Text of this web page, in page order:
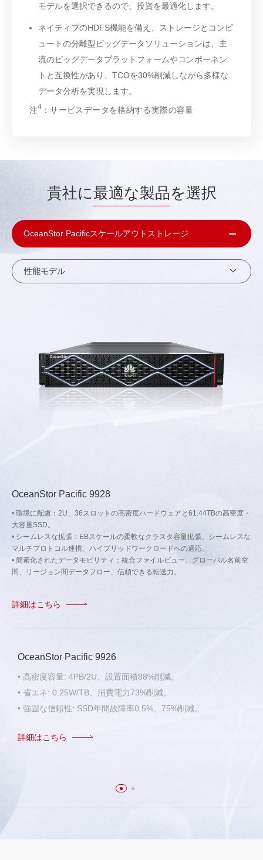
モデルを選択できるので、投資を最適化します。
ネイティブのHDFS機能を備え、ストレージとコンピ
ュートの分離型ビッグデータソリューションは、主
流のビッグデータプラットフォームやコンポーネン
トと互換性があり、TCOを30%削減しながら多様な
データ分析を実現します。
注4：サービスデータを格納する実際の容量
貴社に最適な製品を選択
OceanStor Pacificスケールアウトストレージ
性能モデル
OceanStor Pacific 9928
• 環境に配慮：2U、36スロットの高密度ハードウェアと61.44TBの高密度・
大容量SSD。
• シームレスな拡張：EBスケールの柔軟なクラスタ容量拡張、シームレスな
マルチプロトコル連携、ハイブリッドワークロードへの適応。
• 簡素化されたデータモビリティ：統合ファイルビュー、グローバル名前空
間、リージョン間データフロー、信頼できる転送力。
詳細はこちら
OceanStor Pacific 9926
• 高密度容量: 4PB/2U、設置面積88%削減。
• 省エネ: 0.25W/TB、消費電力73%削減。
• 強固な信頼性: SSD年間故障率0.5%、75%削減。
詳細はこちら